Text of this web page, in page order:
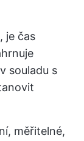
je čas
souladu s
měřitelné,